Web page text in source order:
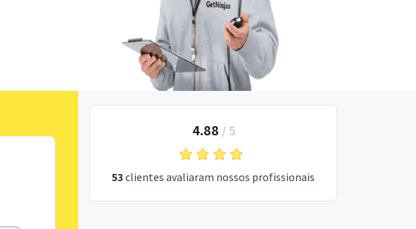
4.88 / 5
53 clientes avaliaram nossos profissionais